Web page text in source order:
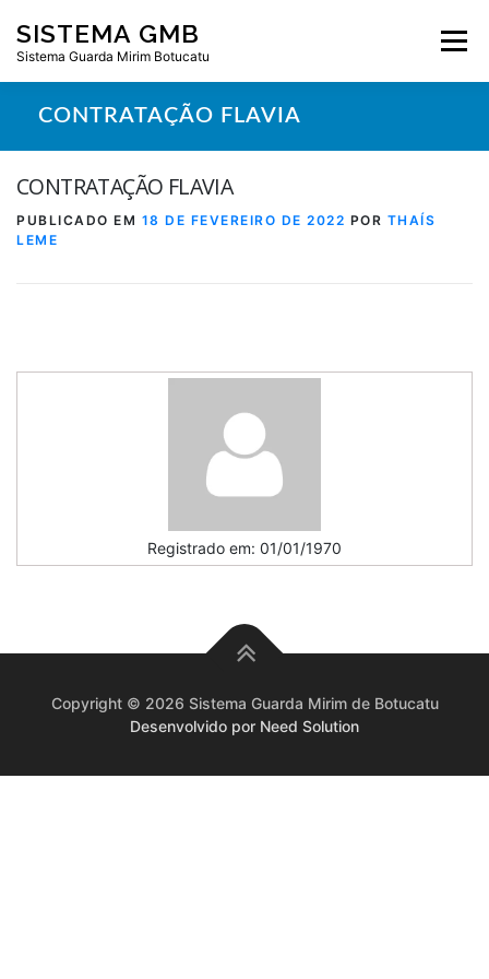
para
conteúdo
SISTEMA GMB
Sistema Guarda Mirim Botucatu
Menu
CONTRATAÇÃO FLAVIA
CONTRATAÇÃO FLAVIA
PUBLICADO EM 18 DE FEVEREIRO DE 2022 POR THAÍS
LEME
Registrado em: 01/01/1970
Copyright © 2026 Sistema Guarda Mirim de Botucatu
Desenvolvido por Need Solution